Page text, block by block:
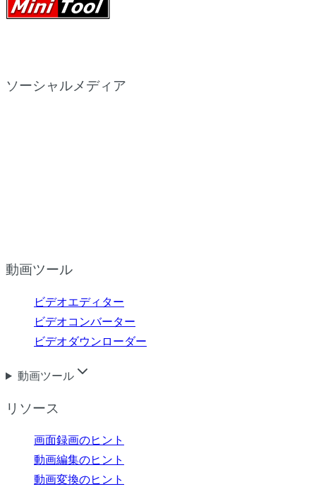
ソーシャルメディア
動画ツール
ビデオエディター
ビデオコンバーター
ビデオダウンローダー
動画ツール
リソース
画面録画のヒント
動画編集のヒント
動画変換のヒント